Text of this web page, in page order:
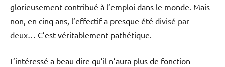
glorieusement contribué à l’emploi dans le monde. Mais
non, en cinq ans, l’effectif a presque été divisé par
deux … C’est véritablement pathétique.
L’intéressé a beau dire qu’il n’aura plus de fonction